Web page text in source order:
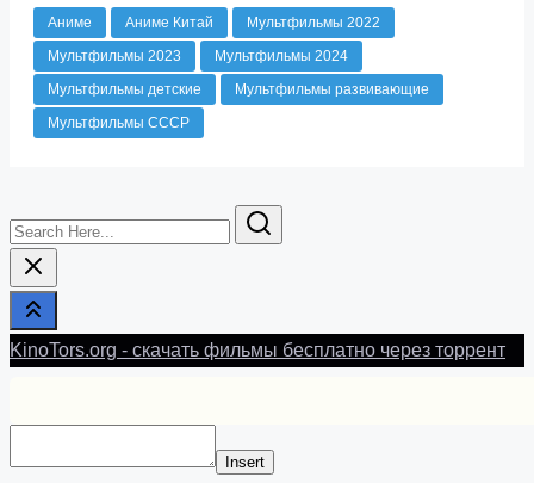
Аниме Аниме Китай
Мультфильмы 2022
Мультфильмы 2023
Мультфильмы 2024
Мультфильмы детские
Мультфильмы развивающие
Мультфильмы СССР
Search
Here...
KinoTors.org - скачать фильмы бесплатно через торрент
Insert